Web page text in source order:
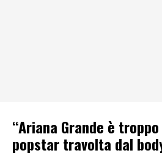
“Ariana Grande è
popstar travolta dal